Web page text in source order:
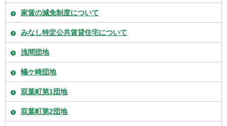
家賃の減免制度について
みなし特定公共賃貸住宅について
浅間団地
蟻ケ崎団地
双葉町第1団地
双葉町第2団地